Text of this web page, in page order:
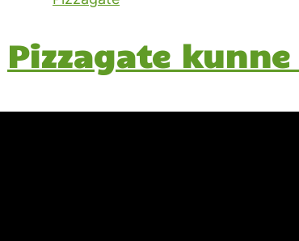
Pizzagate